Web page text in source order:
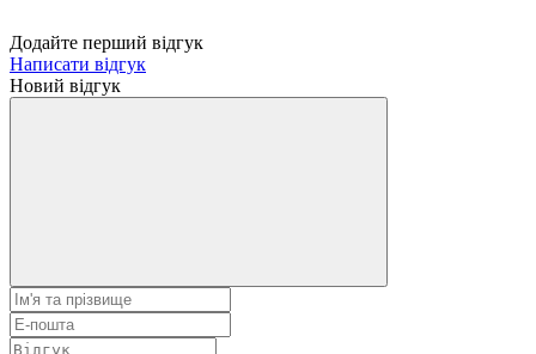
Додайте перший відгук
Написати відгук
Новий відгук